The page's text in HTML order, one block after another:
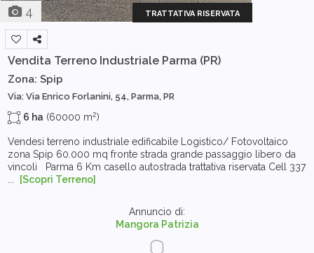
4 TRATTATIVA RISERVATA
Vendita Terreno Industriale Parma (PR)
Zona: Spip
Via: Via Enrico Forlanini, 54, Parma, PR
6 ha (60000 m2)
Vendesi terreno industriale edificabile Logistico/ Fotovoltaico
zona Spip 60.000 mq fronte strada grande passaggio libero da
vincoli Parma 6 Km casello autostrada trattativa riservata Cell 337
[Scopri Terreno]
Annuncio di:
Mangora Patrizia